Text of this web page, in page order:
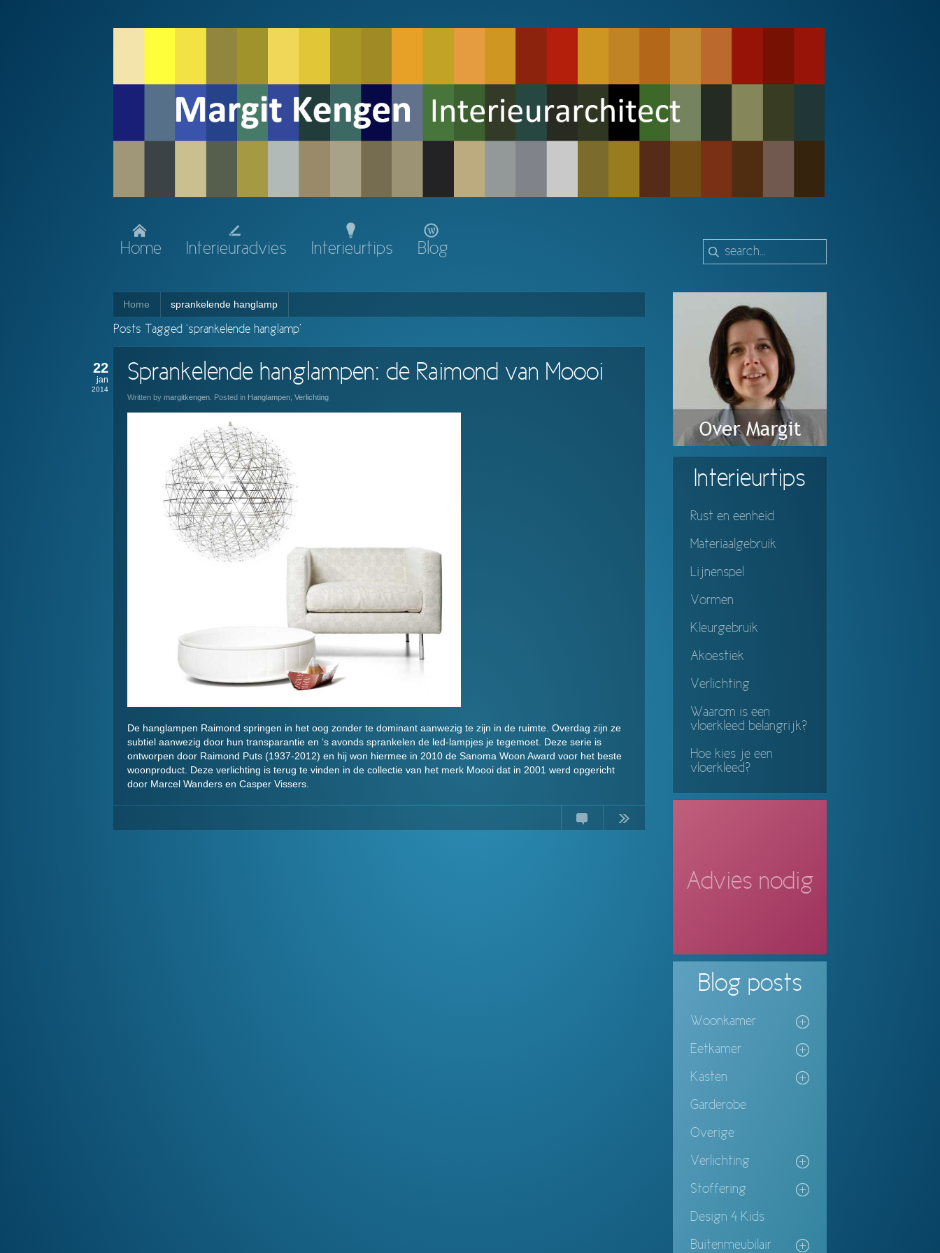
Home Interieuradvies Interieurtips Blog
Home sprankelende hanglamp
Posts Tagged ‘sprankelende hanglamp’
22
jan
2014
Sprankelende hanglampen: de Raimond van Moooi
Written by margitkengen . Posted in Hanglampen Verlichting
De hanglampen Raimond springen in het oog zonder te dominant aanwezig te zijn in de ruimte. Overdag zijn ze
subtiel aanwezig door hun transparantie en ‘s avonds sprankelen de led-lampjes je tegemoet. Deze serie is
ontworpen door Raimond Puts (1937-2012) en hij won hiermee in 2010 de Sanoma Woon Award voor het beste
woonproduct. Deze verlichting is terug te vinden in de collectie van het merk Moooi dat in 2001 werd opgericht
door Marcel Wanders en Casper Vissers.
Interieurtips
Rust en eenheid
Materiaalgebruik
Lijnenspel
Vormen
Kleurgebruik
Akoestiek
Verlichting
Waarom is een
vloerkleed belangrijk?
Hoe kies je een
vloerkleed?
Advies nodig
Blog posts
Woonkamer
Eetkamer
Kasten
Garderobe
Overige
Verlichting
Stoffering
Design 4 Kids
Buitenmeubilair